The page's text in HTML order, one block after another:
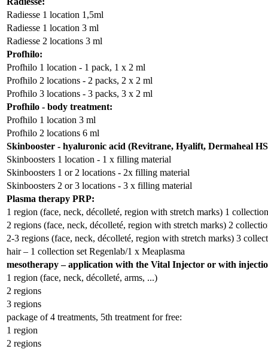
Radiesse 1 location 1,5ml
Radiesse 1 location 3 ml
Radiesse 2 locations 3 ml
Profhilo:
Profhilo 1 location - 1 pack, 1 x 2 ml
Profhilo 2 locations - 2 packs, 2 x 2 ml
Profhilo 3 locations - 3 packs, 3 x 2 ml
Profhilo - body treatment:
Profhilo 1 location 3 ml
Profhilo 2 locations 6 ml
Skinbooster - hyaluronic acid (Revitrane, Hyalift, Dermaheal
Skinboosters 1 location - 1 x filling material
Skinboosters 1 or 2 locations - 2x filling material
Skinboosters 2 or 3 locations - 3 x filling material
Plasma therapy PRP:
1 region (face, neck, décolleté, region with stretch marks) 1
2 regions (face, neck, décolleté, region with stretch marks) 2
2-3 regions (face, neck, décolleté, region with stretch marks) 3
hair – 1 collection set Regenlab/1 x Meaplasma
mesotherapy – application with the Vital Injector or with
1 region (face, neck, décolleté, arms, ...)
2 regions
3 regions
package of 4 treatments, 5th treatment for free:
1 region
2 regions